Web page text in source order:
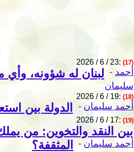
2026 / 6 / 23: (17)
لبنان له شؤونه، وأي - أحمد
سليمان
2026 / 6 / 19: (18)
الدولة بين - أحمد سليمان
2026 / 6 / 17: (19)
بين النقد والتخوين: من
المثقفة؟
- أحمد سليمان